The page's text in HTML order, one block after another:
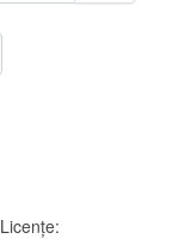
Licenţe: